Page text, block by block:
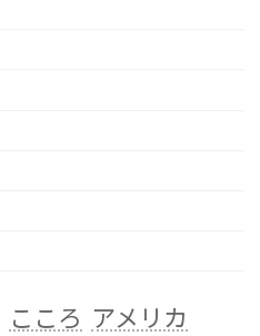
こころ アメリカ